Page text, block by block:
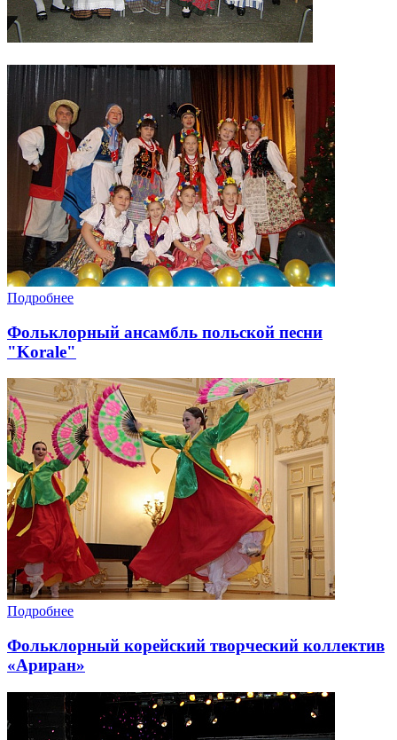
Подробнее
Фольклорный ансамбль польской песни
"Korale"
Подробнее
Фольклорный корейский творческий коллектив
«Ариран»